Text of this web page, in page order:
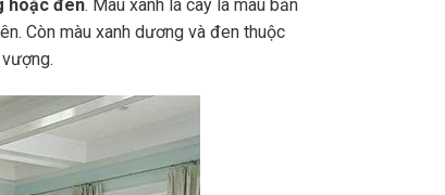
hoặc đen. Màu xanh lá cây là màu bản
Còn màu xanh dương và đen thuộc